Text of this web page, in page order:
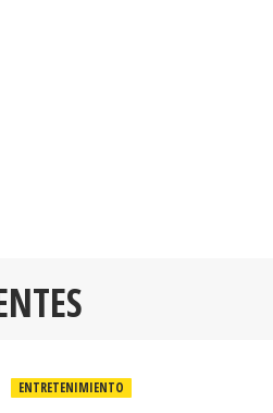
ENTRETENIMIENTO